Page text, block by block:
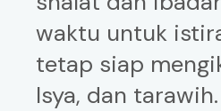
waktu untuk
tetap siap
Isya, dan tarawih.